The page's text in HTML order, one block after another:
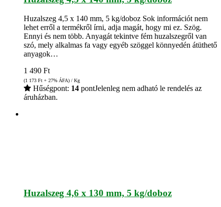
Huzalszeg 4,5 x 140 mm, 5 kg/doboz Sok információt nem
lehet erről a termékről írni, adja magát, hogy mi ez. Szög.
Ennyi és nem több. Anyagát tekintve fém huzalszegről van
szó, mely alkalmas fa vagy egyéb szöggel könnyedén átüthető
anyagok…
1 490 Ft
(1 173 Ft + 27% ÁFA) / Kg
Hűségpont: 14 pontJelenleg nem adható le rendelés az
áruházban.
Huzalszeg 4,6 x 130 mm, 5 kg/doboz